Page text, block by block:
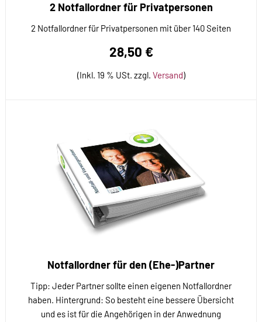
2 Notfallordner für Privatpersonen
2 Notfallordner für Privatpersonen mit über 140 Seiten
28,50 €
(Inkl. 19 % USt. zzgl. Versand)
Notfallordner für den (Ehe-)Partner
Tipp: Jeder Partner sollte einen eigenen Notfallordner
haben. Hintergrund: So besteht eine bessere Übersicht
und es ist für die Angehörigen in der Anwednung